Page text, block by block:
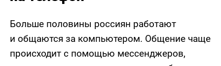
Больше половины россиян работают
и общаются за компьютером. Общение чаще
происходит с помощью мессенджеров,